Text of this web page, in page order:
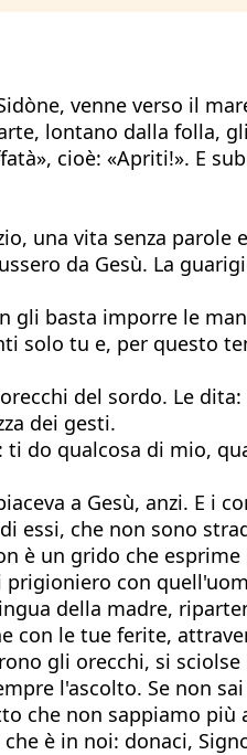
venne verso il
lontano dalla folla,
cioè: «Apriti!». E
una vita senza
da Gesù. La
basta imporre le
solo tu e, per questo
del sordo. Le
dei gesti.
do qualcosa di mio,
a Gesù, anzi. E i
essi, che non sono
è un grido che
prigioniero con
della madre,
le tue ferite,
gli orecchi, si
l'ascolto. Se non
che non sappiamo
è in noi: donaci,